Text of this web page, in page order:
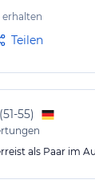
Teilen
(51-55)
als Paar im